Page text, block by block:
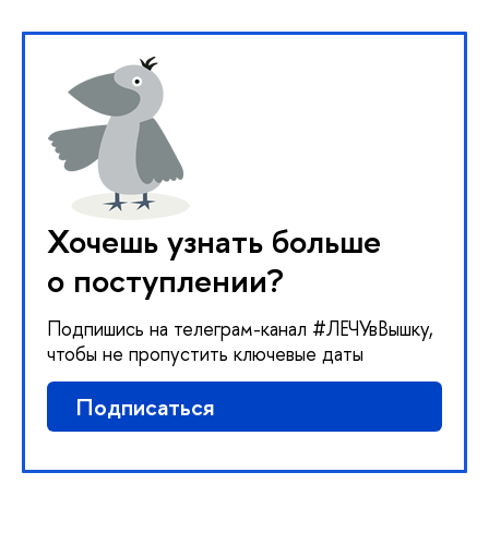
Хочешь узнать больше
о поступлении?
Подпишись на телеграм-канал #ЛЕЧУвВышку,
чтобы не пропустить ключевые даты
Подписаться